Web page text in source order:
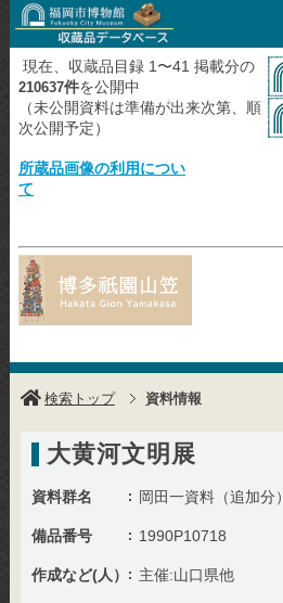
現在、収蔵品目録 1〜41 掲載分の
210637件を公開中
（未公開資料は準備が出来次第、順
次公開予定）
所蔵品画像の利用につい
て
検索トップ 資料情報
大黄河文明展
資料群名 岡田一資料（追加分）
備品番号 1990P10718
作成など(人） 主催:山口県他